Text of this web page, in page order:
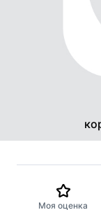
Моя оценка